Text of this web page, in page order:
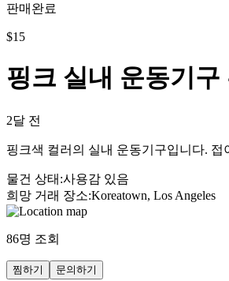
판매완료
$15
핑크 실내 운동기구
2달 전
핑크색 컬러의 실내 운동기구입니다.
물건 상태 :사용감 있음
희망 거래 장소:Koreatown, Los Angeles
86명 조회
찜하기 문의하기